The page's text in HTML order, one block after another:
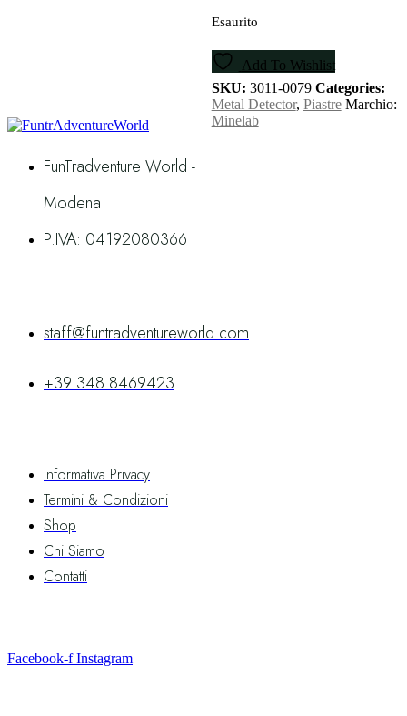
Esaurito
Add To Wishlist
SKU: 3011-0079 Categories:
Metal Detector, Piastre Marchio:
Minelab
FunTradventure World -
Modena
P.IVA: 04192080366
staff@funtradventureworld.com
+39 348 8469423
Informativa Privacy
Termini & Condizioni
Shop
Chi Siamo
Contatti
Facebook-f Instagram